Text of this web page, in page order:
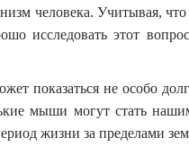
человека. Учитывая,
исследовать этот
показаться не особо
мыши могут стать
жизни за пределами